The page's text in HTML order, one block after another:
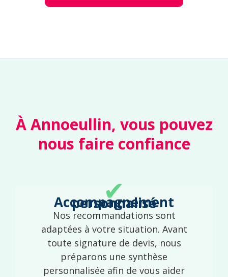
À Annoeullin, vous pouvez
nous faire confiance
✔
Accompagnement personnalisé
Nos recommandations sont
adaptées à votre situation. Avant
toute signature de devis, nous
préparons une synthèse
personnalisée afin de vous aider